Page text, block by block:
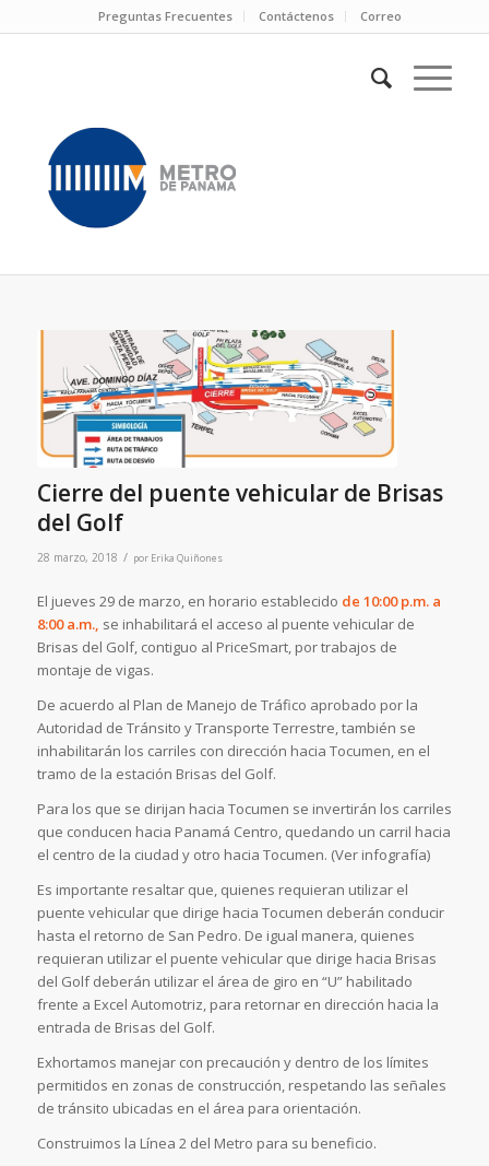
Preguntas Frecuentes Contáctenos Correo
Cierre del puente vehicular de Brisas
del Golf
28 marzo, 2018 / por Erika Quiñones
El jueves 29 de marzo, en horario establecido de 10:00 p.m. a
8:00 a.m., se inhabilitará el acceso al puente vehicular de
Brisas del Golf, contiguo al PriceSmart, por trabajos de
montaje de vigas.
De acuerdo al Plan de Manejo de Tráfico aprobado por la
Autoridad de Tránsito y Transporte Terrestre, también se
inhabilitarán los carriles con dirección hacia Tocumen, en el
tramo de la estación Brisas del Golf.
Para los que se dirijan hacia Tocumen se invertirán los carriles
que conducen hacia Panamá Centro, quedando un carril hacia
el centro de la ciudad y otro hacia Tocumen. (Ver infografía)
Es importante resaltar que, quienes requieran utilizar el
puente vehicular que dirige hacia Tocumen deberán conducir
hasta el retorno de San Pedro. De igual manera, quienes
requieran utilizar el puente vehicular que dirige hacia Brisas
del Golf deberán utilizar el área de giro en “U” habilitado
frente a Excel Automotriz, para retornar en dirección hacia la
entrada de Brisas del Golf.
Exhortamos manejar con precaución y dentro de los límites
permitidos en zonas de construcción, respetando las señales
de tránsito ubicadas en el área para orientación.
Construimos la Línea 2 del Metro para su beneficio.